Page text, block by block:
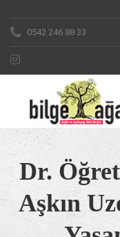
0542 246 88 33
Dr.
Aşkın